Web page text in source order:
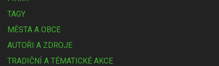
TAGY
MĚSTA A OBCE
AUTOŘI A ZDROJE
TRADIČNÍ A TÉMATICKÉ AKCE